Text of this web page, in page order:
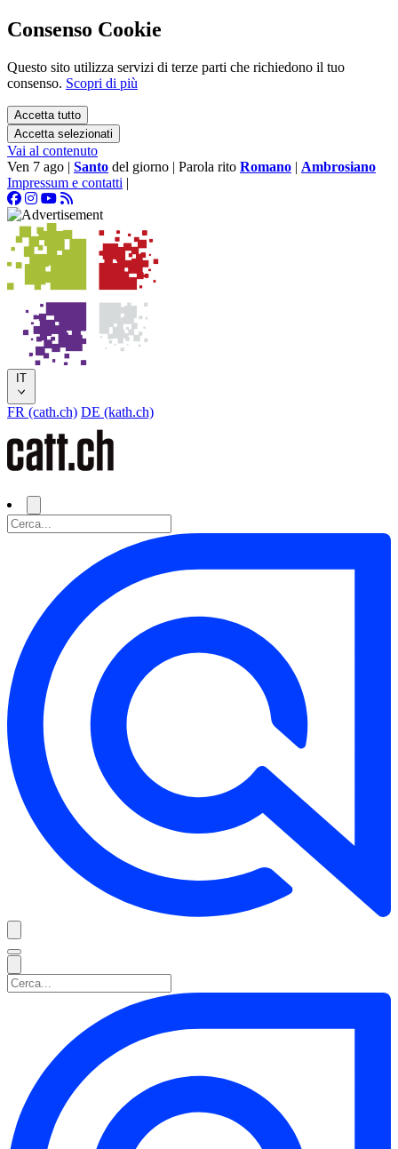
Consenso Cookie
Questo sito utilizza servizi di terze parti che richiedono il tuo
consenso. Scopri di più
Accetta tutto
Accetta selezionati
Vai al contenuto
Ven 7 ago | Santo del giorno | Parola rito Romano | Ambrosiano
Impressum e contatti |
IT
FR (cath.ch) DE (kath.ch)